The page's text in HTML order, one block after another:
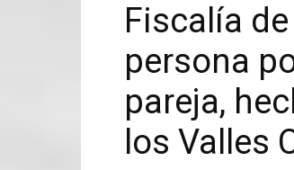
Fiscalía
persona
pareja,
los Valles